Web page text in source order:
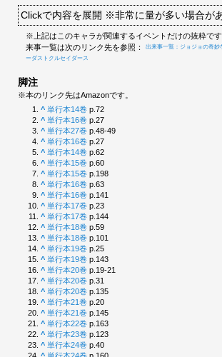
Clickで内容を展開 ※非常に量が多い場合が
※上記はこのキャラが関連するイベントだけの抜粋で
来事一覧は次のリンク先を参照：
出来事一覧：ジョジョの奇妙
ーダストクルセイダース
脚注
※本のリンク先はAmazonです。
^ 単行本14巻p.72
^ 単行本16巻p.27
^ 単行本27巻p.48-49
^ 単行本16巻p.27
^ 単行本14巻p.62
^ 単行本15巻p.60
^ 単行本15巻p.198
^ 単行本16巻p.63
^ 単行本16巻p.141
^ 単行本17巻p.23
^ 単行本17巻p.144
^ 単行本18巻p.59
^ 単行本18巻p.101
^ 単行本19巻p.25
^ 単行本19巻p.143
^ 単行本20巻p.19-21
^ 単行本20巻p.31
^ 単行本20巻p.135
^ 単行本21巻p.20
^ 単行本21巻p.145
^ 単行本22巻p.163
^ 単行本23巻p.123
^ 単行本24巻p.40